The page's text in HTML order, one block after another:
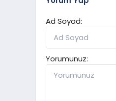
Ad Soyad:
Yorumunuz: